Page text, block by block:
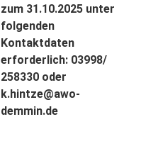
zum 31.10.2025 unter
folgenden
Kontaktdaten
erforderlich: 03998/
258330 oder
k.hintze@awo-
demmin.de